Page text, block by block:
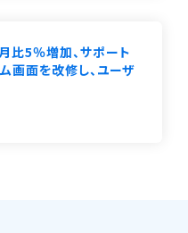
5％増加、サポート
画面を改修し、ユーザ